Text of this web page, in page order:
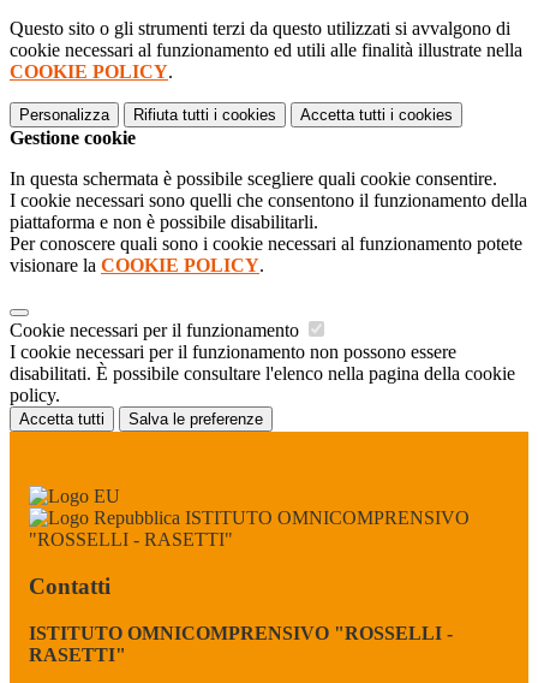
Questo sito o gli strumenti terzi da questo utilizzati si avvalgono di
cookie necessari al funzionamento ed utili alle finalità illustrate nella
COOKIE POLICY.
Personalizza Rifiuta tutti i cookies Accetta tutti i cookies
Gestione cookie
In questa schermata è possibile scegliere quali cookie consentire.
I cookie necessari sono quelli che consentono il funzionamento della
piattaforma e non è possibile disabilitarli.
Per conoscere quali sono i cookie necessari al funzionamento potete
visionare la COOKIE POLICY.
Cookie necessari per il funzionamento
I cookie necessari per il funzionamento non possono essere
disabilitati. È possibile consultare l'elenco nella pagina della cookie
policy.
Accetta tutti Salva le preferenze
ISTITUTO OMNICOMPRENSIVO
"ROSSELLI - RASETTI"
Contatti
ISTITUTO OMNICOMPRENSIVO "ROSSELLI -
RASETTI"